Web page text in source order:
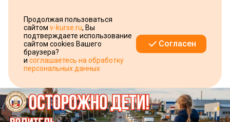
Продолжая пользоваться
сайтом v-kurse.ru, Вы
подтверждаете использование
сайтом cookies Вашего
браузера?
и соглашаетесь на обработку
персональных данных
Согласен